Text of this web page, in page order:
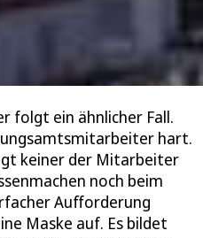
folgt ein ähnlicher Fall.
hart.
keiner der Mitarbeiter
noch beim
Aufforderung
Maske auf. Es bildet